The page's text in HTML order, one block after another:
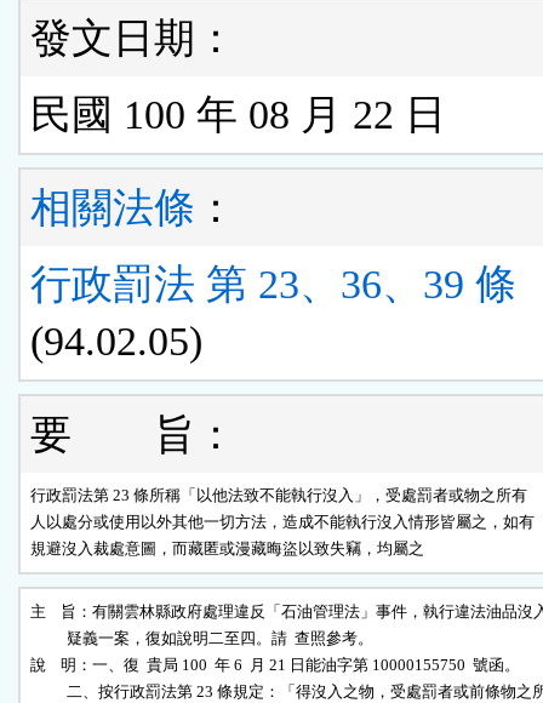
發文日期：
民國 100 年 08 月 22 日
相關法條 ：
行政罰法 第 23、36、39 條
(94.02.05)
要 旨：
行政罰法第 23 條所稱「以他法致不能執行沒入」，受處罰者或物之所有
人以處分或使用以外其他一切方法，造成不能執行沒入情形皆屬之，如有
規避沒入裁處意圖，而藏匿或漫藏晦盜以致失竊，均屬之
主    旨：有關雲林縣政府處理違反「石油管理法」事件，執行違法油品沒
          疑義一案，復如說明二至四。請  查照參考。
說    明：一、復  貴局 100  年 6  月 21 日能油字第 10000155750  號函。
二、按行政罰法第 23 條規定：「得沒入之物，受處罰者或前條物之